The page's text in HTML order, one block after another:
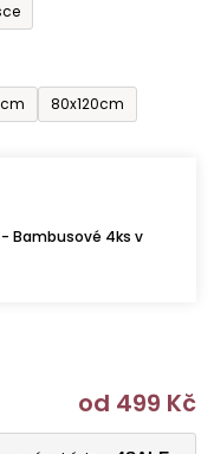
80x120cm
Bambusové 4ks v
od 499 Kč